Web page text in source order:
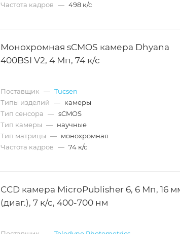
Частота кадров — 498 к/с
Монохромная sCMOS камера Dhyana
400BSI V2, 4 Мп, 74 к/с
Поставщик — Tucsen
Типы изделий — камеры
Тип сенсора — sCMOS
Тип камеры — научные
Тип матрицы — монохромная
Частота кадров — 74 к/с
CCD камера MicroPublisher 6, 6 Мп, 16
(диаг.), 7 к/с, 400-700 нм